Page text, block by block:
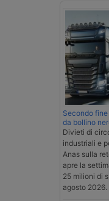
Secondo
da bollino
Divieti di
industriali e
Anas sulla
apre la
25 milioni di
agosto 2026.